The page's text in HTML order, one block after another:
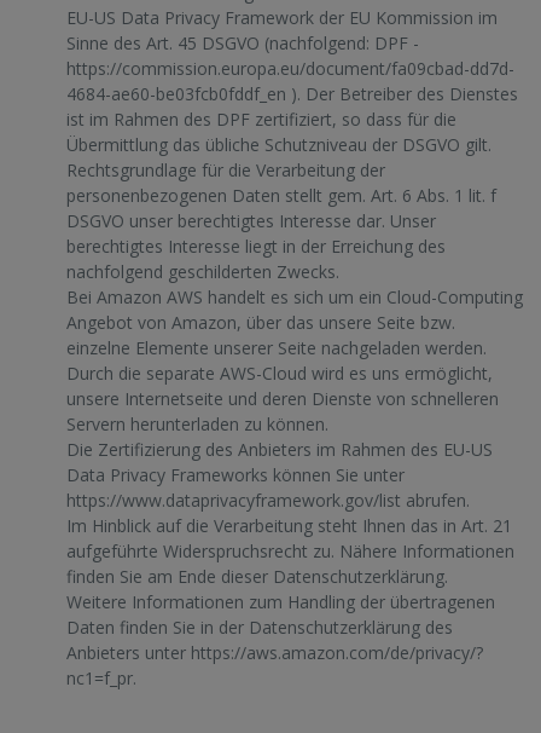
EU-US Data Privacy Framework der EU Kommission im
Sinne des Art. 45 DSGVO (nachfolgend: DPF -
https://commission.europa.eu/document/fa09cbad-dd7d-
4684-ae60-be03fcb0fddf_en ). Der Betreiber des Dienstes
ist im Rahmen des DPF zertifiziert, so dass für die
Übermittlung das übliche Schutzniveau der DSGVO gilt.
Rechtsgrundlage für die Verarbeitung der
personenbezogenen Daten stellt gem. Art. 6 Abs. 1 lit. f
DSGVO unser berechtigtes Interesse dar. Unser
berechtigtes Interesse liegt in der Erreichung des
nachfolgend geschilderten Zwecks.
Bei Amazon AWS handelt es sich um ein Cloud-Computing
Angebot von Amazon, über das unsere Seite bzw.
einzelne Elemente unserer Seite nachgeladen werden.
Durch die separate AWS-Cloud wird es uns ermöglicht,
unsere Internetseite und deren Dienste von schnelleren
Servern herunterladen zu können.
Die Zertifizierung des Anbieters im Rahmen des EU-US
Data Privacy Frameworks können Sie unter
https://www.dataprivacyframework.gov/list abrufen.
Im Hinblick auf die Verarbeitung steht Ihnen das in Art. 21
aufgeführte Widerspruchsrecht zu. Nähere Informationen
finden Sie am Ende dieser Datenschutzerklärung.
Weitere Informationen zum Handling der übertragenen
Daten finden Sie in der Datenschutzerklärung des
Anbieters unter https://aws.amazon.com/de/privacy/?
nc1=f_pr.